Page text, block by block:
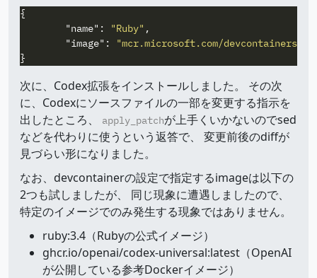
{
"name" : "Ruby" ,
"image" :
"mcr.microsoft.com/devcontainers/
}
次に、Codex拡張をインストールしました。 その次
に、Codexにソースファイルの一部を変更する指示を
出したところ、
apply_patchが上手くいかないのでsed
などを代わりに使うという返答で、 変更前後のdiffが
見づらい形になりました。
なお、devcontainerの設定で指定するimageは以下の
2つも試しましたが、 同じ現象に遭遇しましたので、
特定のイメージでのみ発生する現象ではありません。
ruby:3.4（Rubyの公式イメージ）
ghcr.io/openai/codex-universal:latest（OpenAI
が公開している参考Dockerイメージ）